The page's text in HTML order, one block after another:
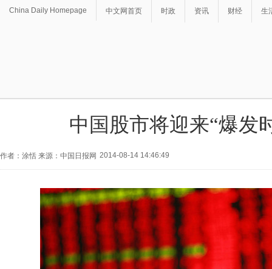
China Daily Homepage 中文网首页 时政 资讯 财经 生
中国股市将迎来“爆发
作者：涂恬 来源：中国日报网 2014-08-14 14:46:49